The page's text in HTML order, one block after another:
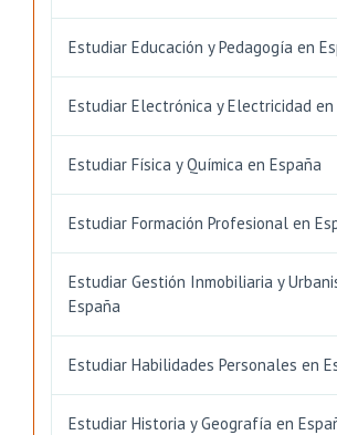
Estudiar Educación y Pedagogía en
Estudiar Electrónica y Electricidad en
Estudiar Física y Química en España
Estudiar Formación Profesional en
Estudiar Gestión Inmobiliaria y
España
Estudiar Habilidades Personales en
Estudiar Historia y Geografía en